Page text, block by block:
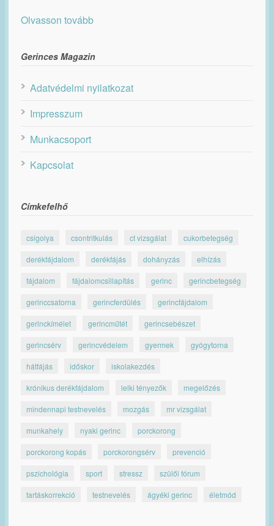
Olvasson tovább
Gerinces Magazin
Adatvédelmi nyilatkozat
Impresszum
Munkacsoport
Kapcsolat
Címkefelhő
csigolya csontritkulás ct vizsgálat cukorbetegség
derékfájdalom derékfájás dohányzás elhízás
fájdalom fájdalomcsillapítás gerinc gerincbetegség
gerinccsatorna gerincferdülés gerincfájdalom
gerinckímélet gerincműtét gerincsebészet
gerincsérv gerincvédelem gyermek gyógytorna
hátfájás időskor iskolakezdés
krónikus derékfájdalom lelki tényezők megelőzés
mindennapi testnevelés mozgás mr vizsgálat
munkahely nyaki gerinc porckorong
porckorong kopás porckorongsérv prevenció
pszichológia sport stressz szülői fórum
tartáskorrekció testnevelés ágyéki gerinc életmód